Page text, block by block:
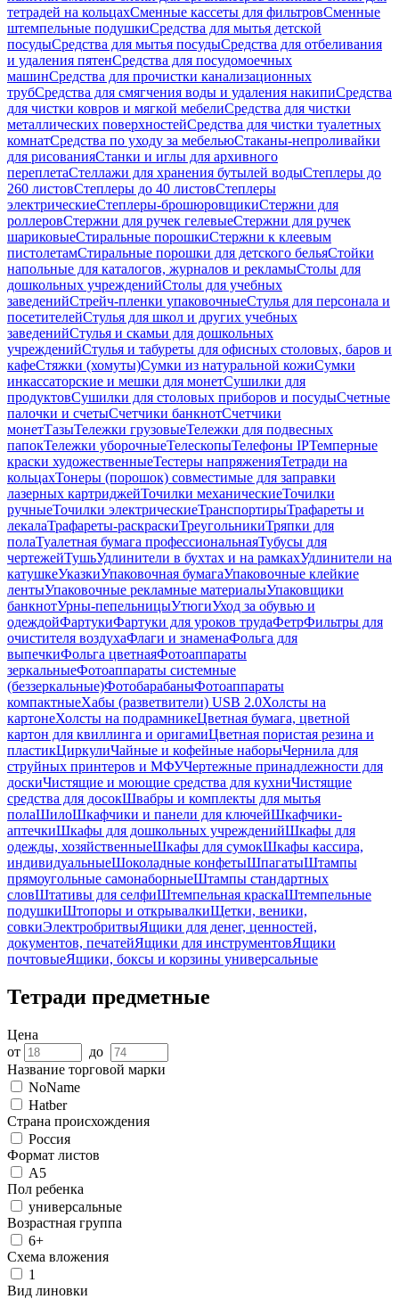
тетрадей на кольцахСменные кассеты для фильтровСменные
штемпельные подушкиСредства для мытья детской
посудыСредства для мытья посудыСредства для отбеливания
и удаления пятенСредства для посудомоечных
машинСредства для прочистки канализационных
трубСредства для смягчения воды и удаления накипиСредства
для чистки ковров и мягкой мебелиСредства для чистки
металлических поверхностейСредства для чистки туалетных
комнатСредства по уходу за мебельюСтаканы-непроливайки
для рисованияСтанки и иглы для архивного
переплетаСтеллажи для хранения бутылей водыСтеплеры до
260 листовСтеплеры до 40 листовСтеплеры
электрическиеСтеплеры-брошюровщикиСтержни для
роллеровСтержни для ручек гелевыеСтержни для ручек
шариковыеСтиральные порошкиСтержни к клеевым
пистолетамСтиральные порошки для детского бельяСтойки
напольные для каталогов, журналов и рекламыСтолы для
дошкольных учрежденийСтолы для учебных
заведенийСтрейч-пленки упаковочныеСтулья для персонала и
посетителейСтулья для школ и других учебных
заведенийСтулья и скамьи для дошкольных
учрежденийСтулья и табуреты для офисных столовых, баров и
кафеСтяжки (хомуты)Сумки из натуральной кожиСумки
инкассаторские и мешки для монетСушилки для
продуктовСушилки для столовых приборов и посудыСчетные
палочки и счетыСчетчики банкнотСчетчики
монетТазыТележки грузовыеТележки для подвесных
папокТележки уборочныеТелескопыТелефоны IPТемперные
краски художественныеТестеры напряженияТетради на
кольцахТонеры (порошок) совместимые для заправки
лазерных картриджейТочилки механическиеТочилки
ручныеТочилки электрическиеТранспортирыТрафареты и
лекалаТрафареты-раскраскиТреугольникиТряпки для
полаТуалетная бумага профессиональнаяТубусы для
чертежейТушьУдлинители в бухтах и на рамкахУдлинители на
катушкеУказкиУпаковочная бумагаУпаковочные клейкие
лентыУпаковочные рекламные материалыУпаковщики
банкнотУрны-пепельницыУтюгиУход за обувью и
одеждойФартукиФартуки для уроков трудаФетрФильтры для
очистителя воздухаФлаги и знаменаФольга для
выпечкиФольга цветнаяФотоаппараты
зеркальныеФотоаппараты системные
(беззеркальные)ФотобарабаныФотоаппараты
компактныеХабы (разветвители) USB 2.0Холсты на
картонеХолсты на подрамникеЦветная бумага, цветной
картон для квиллинга и оригамиЦветная пористая резина и
пластикЦиркулиЧайные и кофейные наборыЧернила для
струйных принтеров и МФУЧертежные принадлежности для
доскиЧистящие и моющие средства для кухниЧистящие
средства для досокШвабры и комплекты для мытья
полаШилоШкафчики и панели для ключейШкафчики-
аптечкиШкафы для дошкольных учрежденийШкафы для
одежды, хозяйственныеШкафы для сумокШкафы кассира,
индивидуальныеШоколадные конфетыШпагатыШтампы
прямоугольные самонаборныеШтампы стандартных
словШтативы для селфиШтемпельная краскаШтемпельные
подушкиШтопоры и открывалкиЩетки, веники,
совкиЭлектробритвыЯщики для денег, ценностей,
документов, печатейЯщики для инструментовЯщики
почтовыеЯщики, боксы и корзины универсальные
Тетради предметные
Цена
от
до
Название торговой марки
NoName
Hatber
Страна происхождения
Россия
Формат листов
А5
Пол ребенка
универсальные
Возрастная группа
6+
Схема вложения
1
Вид линовки